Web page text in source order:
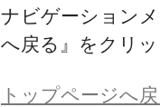
ナビゲーション
へ戻る』をクリ
トップページへ